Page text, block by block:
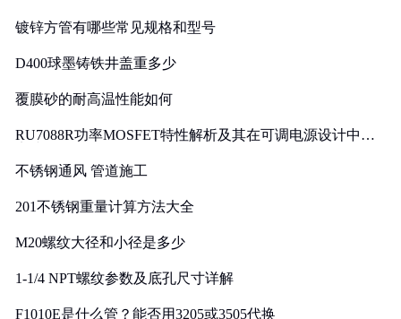
镀锌方管有哪些常见规格和型号
D400球墨铸铁井盖重多少
覆膜砂的耐高温性能如何
RU7088R功率MOSFET特性解析及其在可调电源设计中的
不锈钢通风 管道施工
201不锈钢重量计算方法大全
M20螺纹大径和小径是多少
1-1/4 NPT螺纹参数及底孔尺寸详解
F1010E是什么管？能否用3205或3505代换